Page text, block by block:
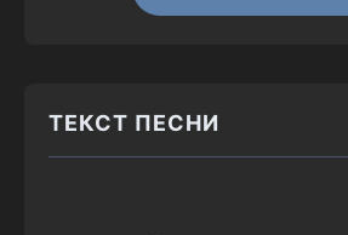
ТЕКСТ ПЕСНИ